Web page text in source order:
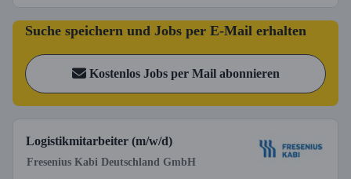
Suche speichern und Jobs per E-Mail erhalten
Kostenlos Jobs per Mail abonnieren
Logistikmitarbeiter (m/w/d)
Fresenius Kabi Deutschland GmbH